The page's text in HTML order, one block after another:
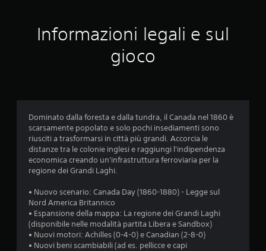
t
i
o
n
Informazioni legali e sul
gioco
Dominato dalla foresta e dalla tundra, il Canada nel 1860 è
scarsamente popolato e solo pochi insediamenti sono
riusciti a trasformarsi in città più grandi. Accorcia le
distanze tra le colonie inglesi e raggiungi l'indipendenza
economica creando un'infrastruttura ferroviaria per la
regione dei Grandi Laghi.
• Nuovo scenario: Canada Day (1860-1880) - Legge sul
Nord America Britannico
• Espansione della mappa: La regione dei Grandi Laghi
(disponibile nelle modalità partita Libera e Sandbox)
• Nuovi motori: Achilles (0-4-0) e Canadian (2-8-0)
• Nuovi beni scambiabili (ad es. pellicce e capi